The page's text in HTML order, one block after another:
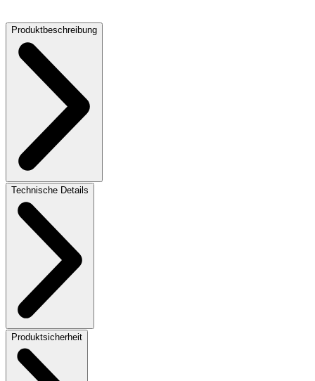
Produktbeschreibung
Technische Details
Produktsicherheit